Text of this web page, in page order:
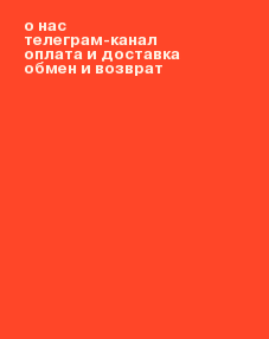
о нас
телеграм-канал
оплата и доставка
обмен и возврат